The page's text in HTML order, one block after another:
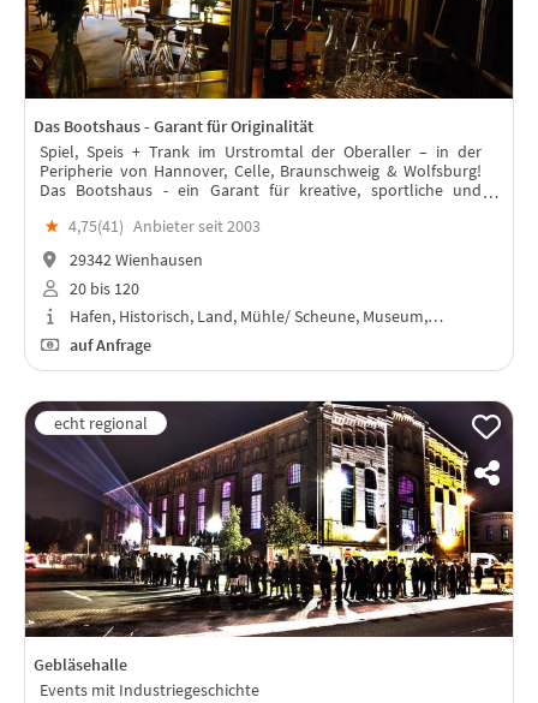
Das Bootshaus - Garant für Originalität
Spiel, Speis + Trank im Urstromtal der Oberaller – in der
Peripherie von Hannover, Celle, Braunschweig & Wolfsburg!
Das Bootshaus - ein Garant für kreative, sportliche und
★ 4,75(41) Anbieter seit 2003
29342 Wienhausen
20 bis 120
Hafen, Historisch, Land, Mühle/ Scheune, Museum,…
auf Anfrage
Gebläsehalle
Events mit Industriegeschichte